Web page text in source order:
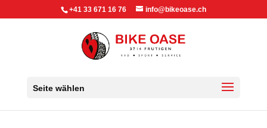
+41 33 671 16 76 info@bikeoase.ch
Seite wählen